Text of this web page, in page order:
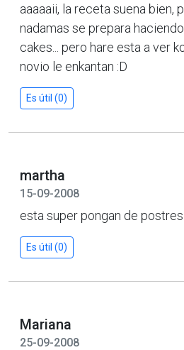
aaaaaii, la receta suena bien,
nadamas se prepara
cakes... pero hare esta a ver
novio le enkantan :D
Es útil (0)
martha
15-09-2008
esta super pongan de postres
Es útil (0)
Mariana
25-09-2008